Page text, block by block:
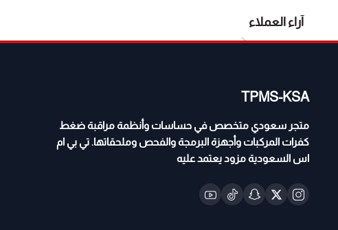
آراء العملاء
TPMS-KSA
متجر سعودي متخصص في حساسات وأنظمة مراقبة ضغط
كفرات المركبات وأجهزة البرمجة والفحص وملحقاتها. تي بي ام
اس السعودية مزود يعتمد عليه